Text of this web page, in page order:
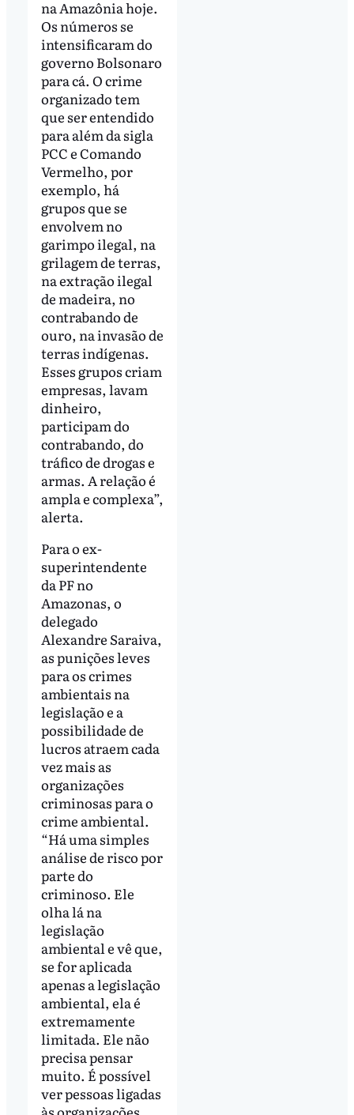
na Amazônia hoje.
Os números se
intensificaram do
governo Bolsonaro
para cá. O crime
organizado tem
que ser entendido
para além da sigla
PCC e Comando
Vermelho, por
exemplo, há
grupos que se
envolvem no
garimpo ilegal, na
grilagem de terras,
na extração ilegal
de madeira, no
contrabando de
ouro, na invasão de
terras indígenas.
Esses grupos criam
empresas, lavam
dinheiro,
participam do
contrabando, do
tráfico de drogas e
armas. A relação é
ampla e complexa”,
alerta.
Para o ex-
superintendente
da PF no
Amazonas, o
delegado
Alexandre Saraiva,
as punições leves
para os crimes
ambientais na
legislação e a
possibilidade de
lucros atraem cada
vez mais as
organizações
criminosas para o
crime ambiental.
“Há uma simples
análise de risco por
parte do
criminoso. Ele
olha lá na
legislação
ambiental e vê que,
se for aplicada
apenas a legislação
ambiental, ela é
extremamente
limitada. Ele não
precisa pensar
muito. É possível
ver pessoas ligadas